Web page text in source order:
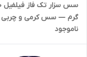
گرم — سس کرمی و چربی
کاهش یافته | کد 1854
ناموجود